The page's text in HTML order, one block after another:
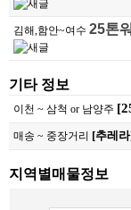
김해,함안~여수 25톤
기타 정보
이천 ~ 삼척 or 남양주
매송 ~ 중장거리 [추레
지역별매물정보